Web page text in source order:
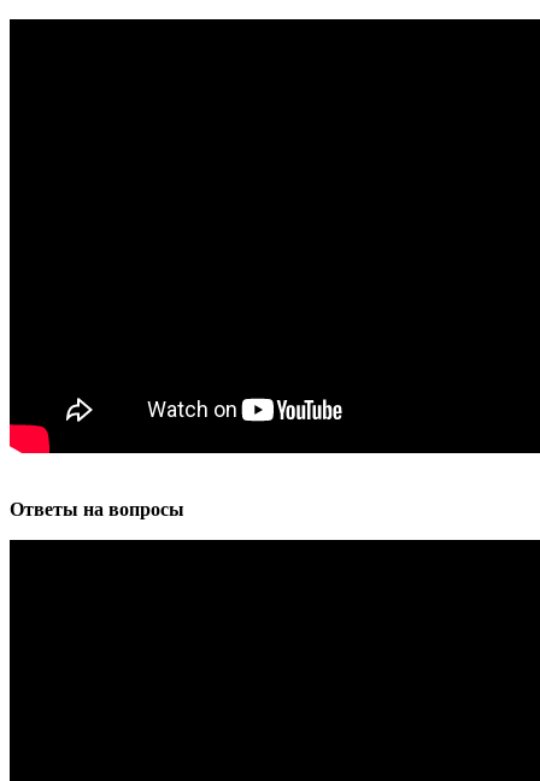
Ответы на вопросы